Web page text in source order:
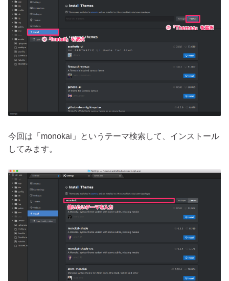
今回は「monokai」というテーマ検索して、インストール
してみます。